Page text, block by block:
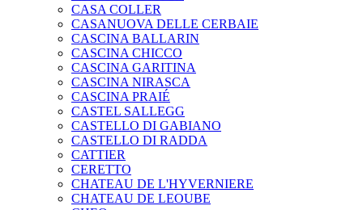
CASA COLLER
CASANUOVA DELLE CERBAIE
CASCINA BALLARIN
CASCINA CHICCO
CASCINA GARITINA
CASCINA NIRASCA
CASCINA PRAIÉ
CASTEL SALLEGG
CASTELLO DI GABIANO
CASTELLO DI RADDA
CATTIER
CERETTO
CHATEAU DE L'HYVERNIERE
CHATEAU DE LEOUBE